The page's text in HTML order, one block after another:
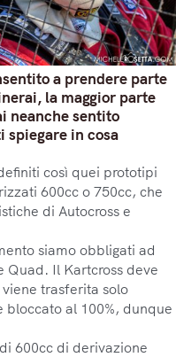
a prendere parte
la maggior parte
neanche sentito
in cosa
così quei prototipi
600cc o 750cc, che
di Autocross e
siamo obbligati ad
Quad. Il Kartcross deve
trasferita solo
bloccato al 100%, dunque
600cc di derivazione